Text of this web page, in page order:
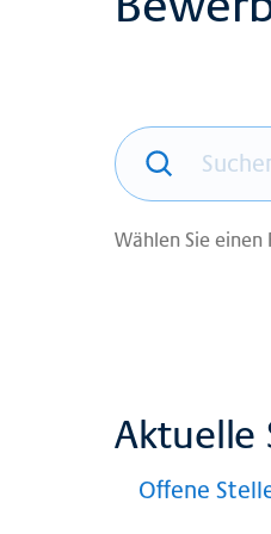
Wählen Sie
Aktuelle
Offene